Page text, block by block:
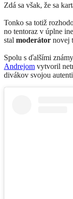
Zdá sa však, že sa
Tonko sa totiž
no tentoraz v úplne
stal moderátor novej
Spolu s ďalšími
Andrejom vytvoril
divákov svojou